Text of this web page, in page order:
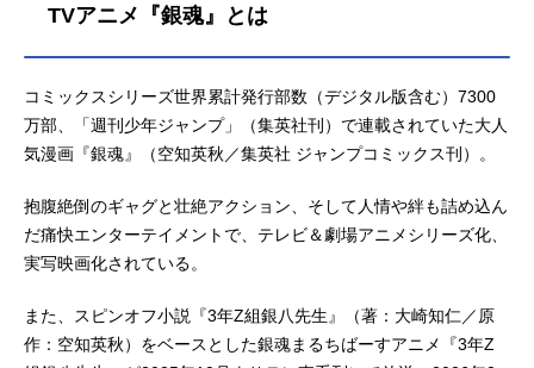
TVアニメ『銀魂』とは
コミックスシリーズ世界累計発行部数（デジタル版含む）7300
万部、「週刊少年ジャンプ」（集英社刊）で連載されていた大人
気漫画『銀魂』（空知英秋／集英社 ジャンプコミックス刊）。
抱腹絶倒のギャグと壮絶アクション、そして人情や絆も詰め込ん
だ痛快エンターテイメントで、テレビ＆劇場アニメシリーズ化、
実写映画化されている。
また、スピンオフ小説『3年Z組銀八先生』（著：大崎知仁／原
作：空知英秋）をベースとした銀魂まるちばーすアニメ『3年Z